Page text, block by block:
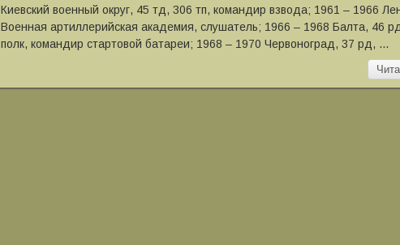
Киевский военный округ, 45 тд, 306 тп, командир взвода; 1961 ‒ 1966
Военная артиллерийская академия, слушатель; 1966 ‒ 1968 Балта, 46
полк, командир стартовой батареи; 1968 ‒ 1970 Червоноград, 37 рд, …